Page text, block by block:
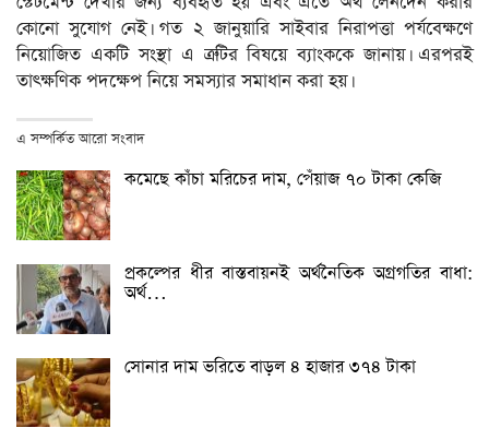
কোনো সুযোগ নেই। গত ২ জানুয়ারি সাইবার নিরাপত্তা পর্যবেক্ষণে
নিয়োজিত একটি সংস্থা এ ত্রুটির বিষয়ে ব্যাংককে জানায়। এরপরই
তাৎক্ষণিক পদক্ষেপ নিয়ে সমস্যার সমাধান করা হয়।
এ সম্পর্কিত আরো সংবাদ
কমেছে কাঁচা মরিচের দাম, পেঁয়াজ ৭০ টাকা কেজি
প্রকল্পের ধীর বাস্তবায়নই অর্থনৈতিক অগ্রগতির বাধা:
অর্থ…
সোনার দাম ভ‌রি‌তে বাড়ল ৪ হাজার ৩৭৪ টাকা